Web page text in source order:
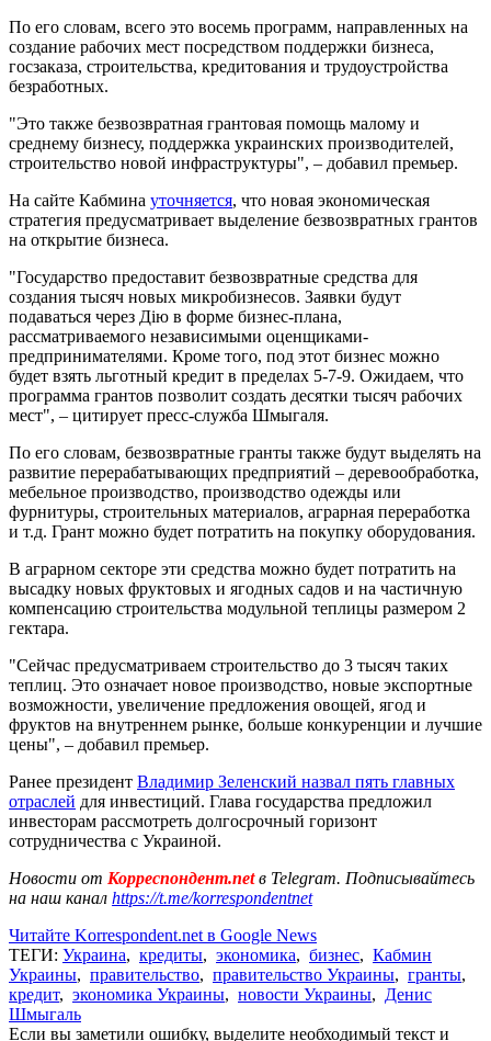
По его словам, всего это восемь программ, направленных на
создание рабочих мест посредством поддержки бизнеса,
госзаказа, строительства, кредитования и трудоустройства
безработных.
"Это также безвозвратная грантовая помощь малому и
среднему бизнесу, поддержка украинских производителей,
строительство новой инфраструктуры", – добавил премьер.
На сайте Кабмина уточняется, что новая экономическая
стратегия предусматривает выделение безвозвратных грантов
на открытие бизнеса.
"Государство предоставит безвозвратные средства для
создания тысяч новых микробизнесов. Заявки будут
подаваться через Дію в форме бизнес-плана,
рассматриваемого независимыми оценщиками-
предпринимателями. Кроме того, под этот бизнес можно
будет взять льготный кредит в пределах 5-7-9. Ожидаем, что
программа грантов позволит создать десятки тысяч рабочих
мест", – цитирует пресс-служба Шмыгаля.
По его словам, безвозвратные гранты также будут выделять на
развитие перерабатывающих предприятий – деревообработка,
мебельное производство, производство одежды или
фурнитуры, строительных материалов, аграрная переработка
и т.д. Грант можно будет потратить на покупку оборудования.
В аграрном секторе эти средства можно будет потратить на
высадку новых фруктовых и ягодных садов и на частичную
компенсацию строительства модульной теплицы размером 2
гектара.
"Сейчас предусматриваем строительство до 3 тысяч таких
теплиц. Это означает новое производство, новые экспортные
возможности, увеличение предложения овощей, ягод и
фруктов на внутреннем рынке, больше конкуренции и лучшие
цены", – добавил премьер.
Ранее президент Владимир Зеленский назвал пять главных
отраслей для инвестиций. Глава государства предложил
инвесторам рассмотреть долгосрочный горизонт
сотрудничества с Украиной.
Новости от Корреспондент.netв Telegram. Подписывайтесь
на наш канал https://t.me/korrespondentnet
Читайте Korrespondent.net в Google News
ТЕГИ: Украина, кредиты, экономика, бизнес, Кабмин
Украины, правительство, правительство Украины, гранты,
кредит, экономика Украины, новости Украины, Денис
Шмыгаль
Если вы заметили ошибку, выделите необходимый текст и